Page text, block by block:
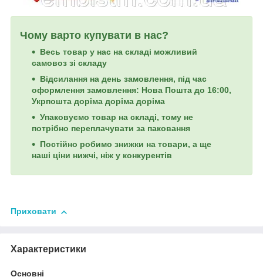
Чому варто купувати в нас?
Весь товар у нас на складі можливий
самовоз зі складу
Відсилання на день замовлення, під час
оформлення замовлення: Нова Пошта до 16:00,
Укрпошта доріма доріма доріма
Упаковуємо товар на складі, тому не
потрібно переплачувати за паковання
Постійно робимо знижки на товари, а ще
наші ціни нижчі, ніж у конкурентів
Приховати
Характеристики
Основні